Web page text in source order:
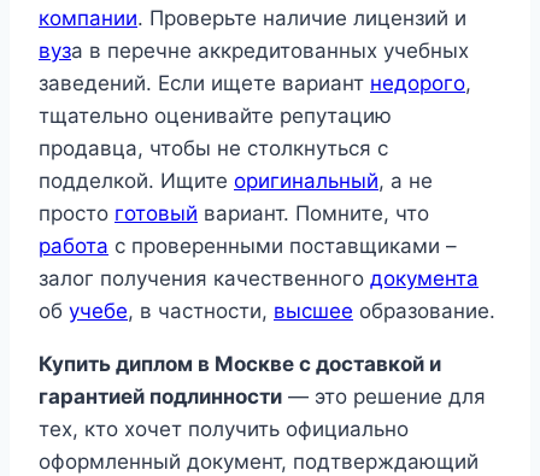
компании. Проверьте наличие лицензий и
вуза в перечне аккредитованных учебных
заведений. Если ищете вариант недорого,
тщательно оценивайте репутацию
продавца, чтобы не столкнуться с
подделкой. Ищите оригинальный, а не
просто готовый вариант. Помните, что
работа с проверенными поставщиками –
залог получения качественного документа
об учебе, в частности, высшее образование.
Купить диплом в Москве с доставкой и
гарантией подлинности — это решение для
тех, кто хочет получить официально
оформленный документ, подтверждающий